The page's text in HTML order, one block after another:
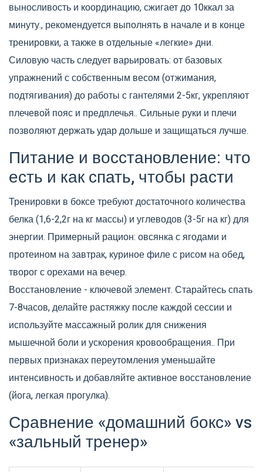
выносливость и координацию, сжигает до 10ккал за
минуту., рекомендуется выполнять в начале и в конце
тренировки, а также в отдельные «легкие» дни.
Силовую часть следует варьировать: от базовых
упражнений с собственным весом (отжимания,
подтягивания) до работы с гантелями 2-5кг, укрепляют
плечевой пояс и предплечья.. Сильные руки и плечи
позволяют держать удар дольше и защищаться лучше.
Питание и восстановление: что
есть и как спать, чтобы расти
Тренировки в боксе требуют достаточного количества
белка (1,6-2,2г на кг массы) и углеводов (3-5г на кг) для
энергии. Примерный рацион: овсянка с ягодами и
протеином на завтрак, куриное филе с рисом на обед,
творог с орехами на вечер.
Восстановление - ключевой элемент. Старайтесь спать
7-8часов, делайте растяжку после каждой сессии и
используйте массажный роликдля снижения
мышечной боли и ускорения кровообращения.. При
первых признаках переутомления уменьшайте
интенсивность и добавляйте активное восстановление
(йога, легкая прогулка).
Сравнение «домашний бокс» vs
«зальный тренер»